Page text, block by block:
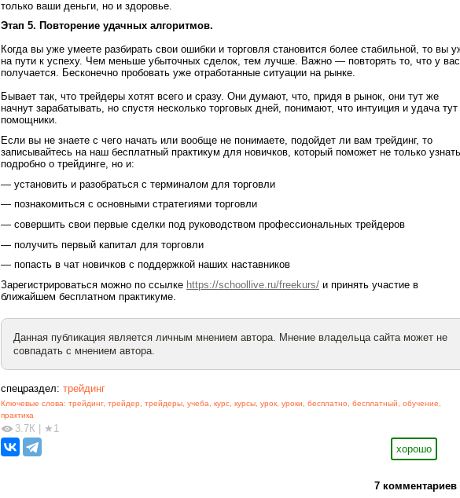
только ваши деньги, но и здоровье.
Этап 5. Повторение удачных алгоритмов.
Когда вы уже умеете разбирать свои ошибки и торговля становится более стабильной, то вы
на пути к успеху. Чем меньше убыточных сделок, тем лучше. Важно — повторять то, что у вас
получается. Бесконечно пробовать уже отработанные ситуации на рынке.
Бывает так, что трейдеры хотят всего и сразу. Они думают, что, придя в рынок, они тут же
начнут зарабатывать, но спустя несколько торговых дней, понимают, что интуиция и удача тут
помощники.
Если вы не знаете с чего начать или вообще не понимаете, подойдет ли вам трейдинг, то
записывайтесь на наш бесплатный практикум для новичков, который поможет не только узнать
подробно о трейдинге, но и:
— установить и разобраться с терминалом для торговли
— познакомиться с основными стратегиями торговли
— совершить свои первые сделки под руководством профессиональных трейдеров
— получить первый капитал для торговли
— попасть в чат новичков с поддержкой наших наставников
Зарегистрироваться можно по ссылке https://schoollive.ru/freekurs/ и принять участие в
ближайшем бесплатном практикуме.
Данная публикация является личным мнением автора. Мнение владельца сайта может не
совпадать с мнением автора.
спецраздел: трейдинг
Ключевые слова: трейдинг, трейдер, трейдеры, учеба, курс, курсы, урок, уроки, бесплатно, бесплатный, обучение,
практика
3.7К
★1
хорошо
7 комментариев